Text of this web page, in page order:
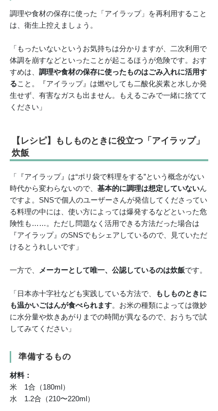
調理や食材の保存に使った「アイラップ」を再利用すること
は、衛生上控えましょう。
「もったいないというお気持ちは分かりますが、二次利用で
体調を崩すなどといったことが起こるほうが危険です。おす
すめは、 調理や食材の保存に使ったものはごみ入れに活用す
ること。『アイラップ』は燃やしても二酸化炭素と水しか発
生せず、有害なガスも出ません。もえるごみで一緒に捨てて
ください」
【レシピ】
もしものときに役立つ「アイラップ」
炊飯
「『アイラップ』は“ポリ袋で料理をする”という概念がない
時代から変わらないので、 基本的に調理は想定していないん
ですよ。SNSで個人のユーザーさんが発信してくださってい
る料理の中には、使い方によっては爆発するなどといった危
険性も……。ただし問題なく活用できる方法だった場合は
『アイラップ』のSNSでもシェアしているので、見ていただ
けるとうれしいです」
一方で、 メーカーとして唯一、公認しているのは炊飯です。
「日本赤十字社なども実践している方法で、
もしものときに
も温かいごはんが食べられます。お米の種類によっては微妙
に水分量や炊きあがりまでの時間が異なるので、おうちで試
してみてください」
準備するもの
材料：
米 1合（180ml）
水 1.2合（210〜220ml）